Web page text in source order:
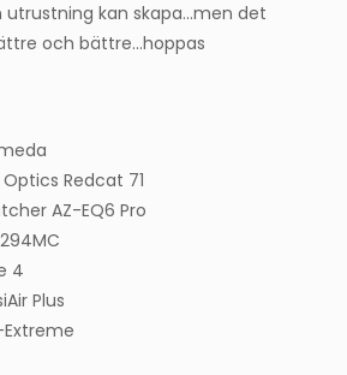
utrustning kan skapa…men det
och bättre…hoppas
Redcat 71
AZ-EQ6 Pro
4
Plus